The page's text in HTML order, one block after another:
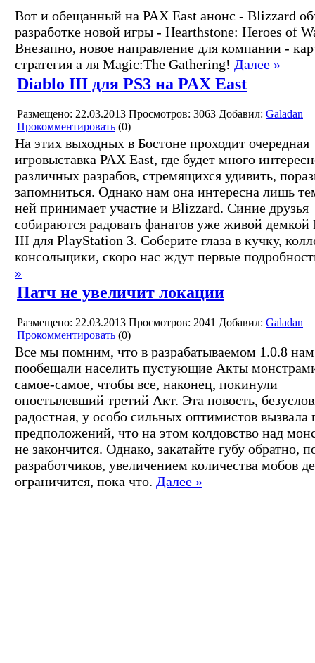
Вот и обещанный на PAX East анонс - Blizzard
разработке новой игры - Hearthstone: Heroes of
Внезапно, новое направление для компании -
стратегия а ля Magic:The Gathering! Далее »
Diablo III для PS3 на PAX East
Размещено: 22.03.2013 Просмотров: 3063 Добавил: Galadan
Прокомментировать (0)
На этих выходных в Бостоне проходит очередная
игровыставка PAX East, где будет много
различных разрабов, стремящихся удивить,
запомниться. Однако нам она интересна лишь
ней принимает участие и Blizzard. Синие друзья
собираются радовать фанатов уже живой демкой
III для PlayStation 3. Соберите глаза в кучку,
консольщики, скоро нас ждут первые
»
Патч не увеличит локации
Размещено: 22.03.2013 Просмотров: 2041 Добавил: Galadan
Прокомментировать (0)
Все мы помним, что в разрабатываемом 1.0.8 нам
пообещали населить пустующие Акты
самое-самое, чтобы все, наконец, покинули
опостылевший третий Акт. Эта новость,
радостная, у особо сильных оптимистов вызвала
предположений, что на этом колдовство над
не закончится. Однако, закатайте губу обратно,
разработчиков, увеличением количества мобов
ограничится, пока что. Далее »